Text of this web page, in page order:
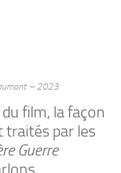
– 2023
film, la façon
par les
Guerre